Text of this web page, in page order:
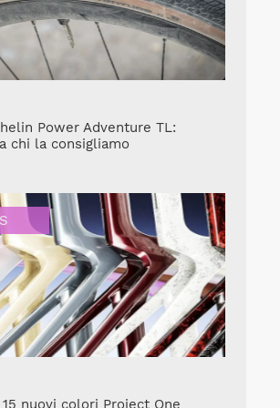
Power Adventure TL:
chi la consigliamo
nuovi colori Project One